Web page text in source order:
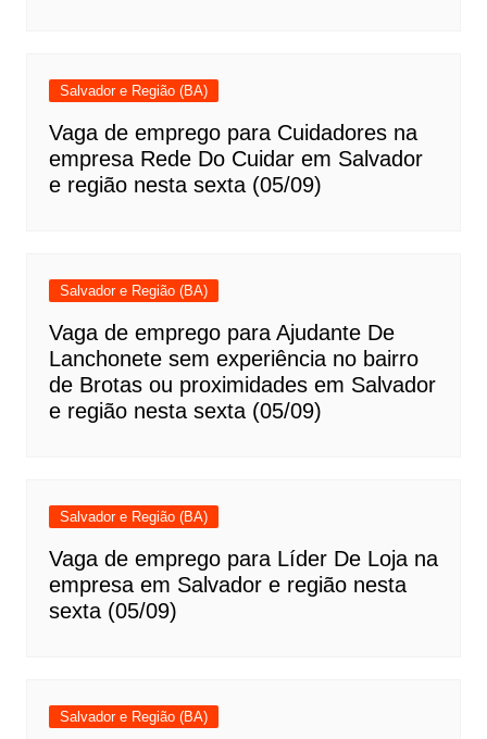
Salvador e Região (BA)
Vaga de emprego para Cuidadores na
empresa Rede Do Cuidar em Salvador
e região nesta sexta (05/09)
Salvador e Região (BA)
Vaga de emprego para Ajudante De
Lanchonete sem experiência no bairro
de Brotas ou proximidades em Salvador
e região nesta sexta (05/09)
Salvador e Região (BA)
Vaga de emprego para Líder De Loja na
empresa em Salvador e região nesta
sexta (05/09)
Salvador e Região (BA)